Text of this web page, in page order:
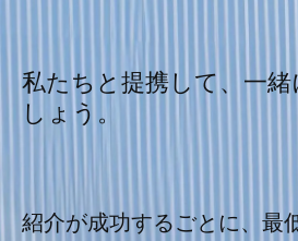
私たちと提携して、一緒
しょう。
紹介が成功するごとに、最